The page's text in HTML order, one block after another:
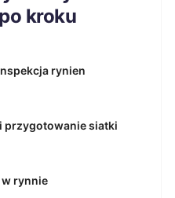
kroku
rynien
przygotowanie siatki
rynnie